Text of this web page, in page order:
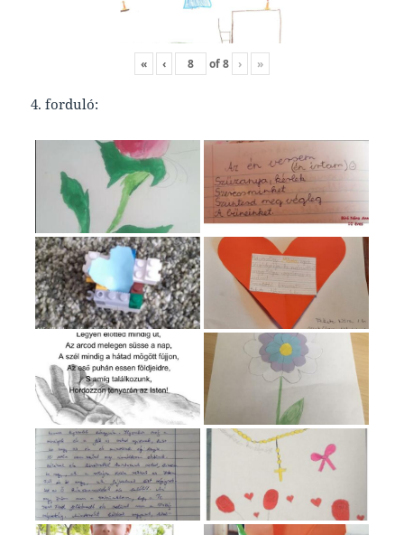
« ‹ of8 › »
4. forduló: